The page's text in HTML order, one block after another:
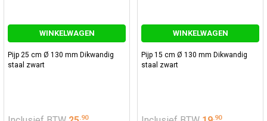
WINKELWAGEN
Pijp 25 cm Ø 130 mm Dikwandig
staal zwart
90
WINKELWAGEN
Pijp 15 cm Ø 130 mm Dikwandig
staal zwart
90